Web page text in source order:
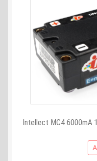
Intellect MC4 6000mA